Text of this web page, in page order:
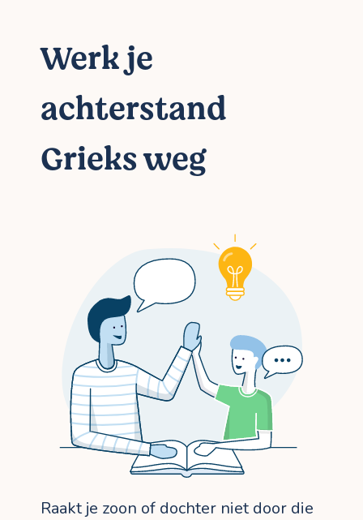
Werk je
achterstand
Grieks weg
Raakt je zoon of dochter niet door die